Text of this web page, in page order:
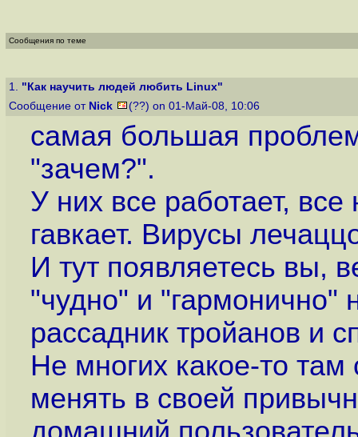
Сообщения по теме
1. "Как научить людей любить Linux"
Сообщение от Nick (??) on 01-Май-08, 10:06
самая большая
"зачем?".
У них все работает, все
гавкает. Вирусы
И тут появляетесь вы,
"чудно" и "гармонично"
рассадник тройанов и
Не многих какое-то
менять в своей